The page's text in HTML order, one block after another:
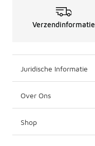
Verzendinformatie
Juridische Informatie
Over Ons
Shop